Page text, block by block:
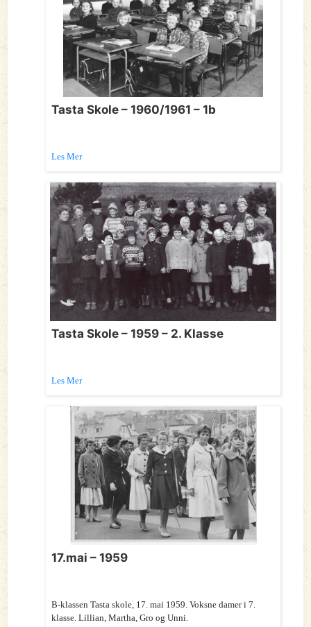
Tasta Skole – 1960/1961 – 1b
Les Mer
Tasta Skole – 1959 – 2. Klasse
Les Mer
17.mai – 1959
B-klassen Tasta skole, 17. mai 1959. Voksne damer i 7.
klasse. Lillian, Martha, Gro og Unni.